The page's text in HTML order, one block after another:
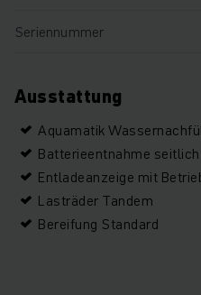
Seriennummer
Ausstattung
Aquamatik
Batterieentnahme seitlich
Entladeanzeige mit
Lasträder Tandem
Bereifung Standard